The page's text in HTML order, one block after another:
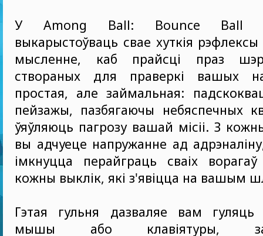
У Among Ball: Bounce Ball
выкарыстоўваць свае хуткія рэфлексы
мысленне, каб прайсці праз
створаных для праверкі вашых
простая, але займальная:
пейзажы, пазбягаючы небяспечных
ўяўляюць пагрозу вашай місіі. З
вы адчуеце напружанне ад
імкнуцца перайграць сваіх
кожны выклік, які з'явіцца на вашым
Гэтая гульня дазваляе вам
мышы або клавіятуры,